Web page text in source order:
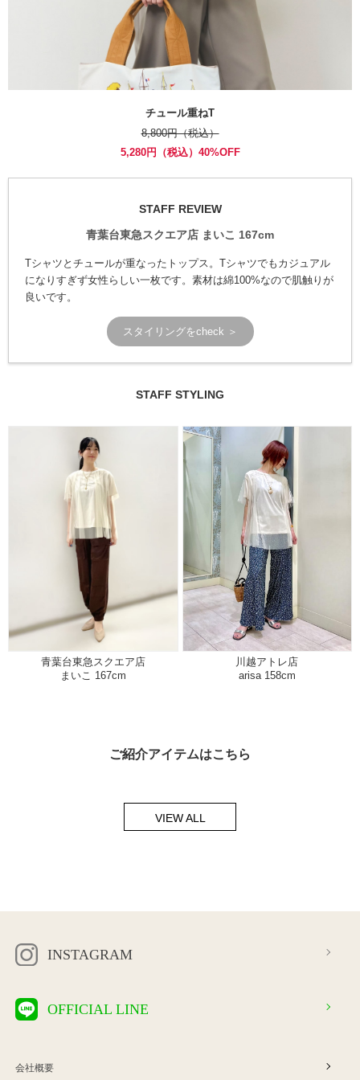
チュール重ねT
8,800円（税込）
5,280円（税込）40%OFF
STAFF REVIEW
青葉台東急スクエア店 まいこ 167cm
Tシャツとチュールが重なったトップス。Tシャツでもカジュアル
になりすぎず女性らしい一枚です。素材は綿100%なので肌触りが
良いです。
スタイリングをcheck ＞
STAFF STYLING
青葉台東急スクエア店
まいこ 167cm
川越アトレ店
arisa 158cm
ご紹介アイテムはこちら
VIEW ALL
INSTAGRAM
OFFICIAL LINE
会社概要